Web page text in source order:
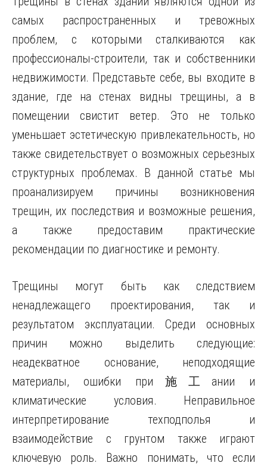
самых распространенных и тревожных
проблем, с которыми сталкиваются как
профессионалы-строители, так и собственники
недвижимости. Представьте себе, вы входите в
здание, где на стенах видны трещины, а в
помещении свистит ветер. Это не только
уменьшает эстетическую привлекательность, но
также свидетельствует о возможных серьезных
структурных проблемах. В данной статье мы
проанализируем причины возникновения
трещин, их последствия и возможные решения,
а также предоставим практические
рекомендации по диагностике и ремонту.
Трещины могут быть как следствием
ненадлежащего проектирования, так и
результатом эксплуатации. Среди основных
причин можно выделить следующие:
неадекватное основание, неподходящие
материалы, ошибки при施工ании и
климатические условия. Неправильное
интерпретирование техподполья и
взаимодействие с грунтом также играют
ключевую роль. Важно понимать, что если